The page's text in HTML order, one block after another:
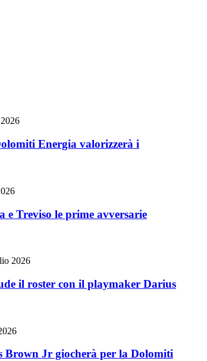
Energia valorizzerà i
e Treviso le prime avversarie
2026
il roster con il playmaker Darius
Brown Jr giocherà per la Dolomiti